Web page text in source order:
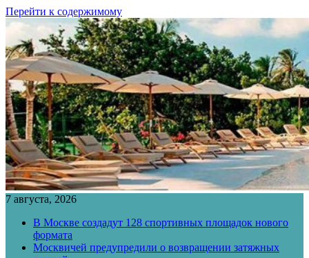
Перейти к содержимому
7 августа, 2026
В Москве создадут 128 спортивных площадок нового
формата
Москвичей предупредили о возвращении затяжных